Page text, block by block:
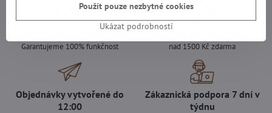
Všechny produkty testujeme
Garantujeme 100% funkčnost nad 1500 Kč zdarma
Objednávky vytvořené do
12:00
Zákaznická podpora 7 dní v
týdnu
Ukázat podrobnosti
Použít pouze nezbytné cookies